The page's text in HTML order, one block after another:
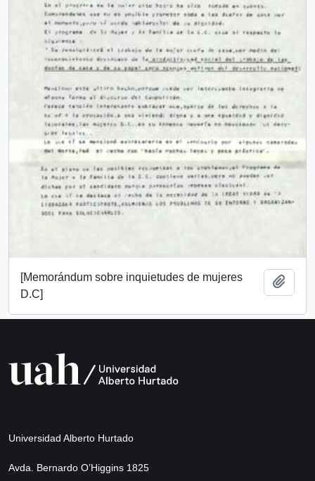
[Memorándum sobre inquietudes de mujeres
D.C]
Universidad Alberto Hurtado
Avda. Bernardo O’Higgins 1825